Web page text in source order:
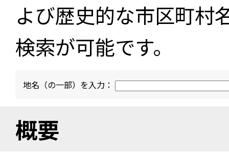
よび歴史的な市区町村
検索が可能です。
地名（の一部）を入力：
概要